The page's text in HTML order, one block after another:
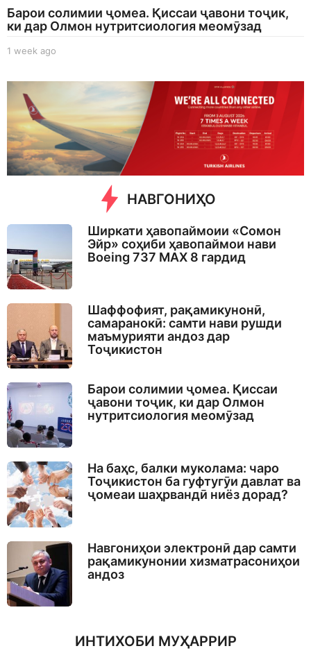
Барои солимии ҷомеа. Қиссаи ҷавони тоҷик,
ки дар Олмон нутритсиология меомӯзад
1 week ago
g
o
НАВГОНИҲО
Ширкати ҳавопаймоии «Сомон
Эйр» соҳиби ҳавопаймои нави
Boeing 737 MAX 8 гардид
Шаффофият, рақамикунонӣ,
самаранокӣ: самти нави рушди
маъмурияти андоз дар
Тоҷикистон
Барои солимии ҷомеа. Қиссаи
ҷавони тоҷик, ки дар Олмон
нутритсиология меомӯзад
На баҳс, балки муколама: чаро
Тоҷикистон ба гуфтугӯи давлат ва
ҷомеаи шаҳрвандӣ ниёз дорад?
Навгониҳои электронӣ дар самти
рақамикунонии хизматрасониҳои
андоз
ИНТИХОБИ МУҲАРРИР